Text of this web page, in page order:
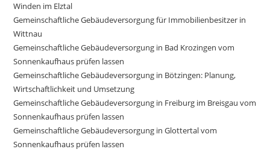
Winden im Elztal
Gemeinschaftliche Gebäudeversorgung für Immobilienbesitzer in
Wittnau
Gemeinschaftliche Gebäudeversorgung in Bad Krozingen vom
Sonnenkaufhaus prüfen lassen
Gemeinschaftliche Gebäudeversorgung in Bötzingen: Planung,
Wirtschaftlichkeit und Umsetzung
Gemeinschaftliche Gebäudeversorgung in Freiburg im Breisgau vom
Sonnenkaufhaus prüfen lassen
Gemeinschaftliche Gebäudeversorgung in Glottertal vom
Sonnenkaufhaus prüfen lassen